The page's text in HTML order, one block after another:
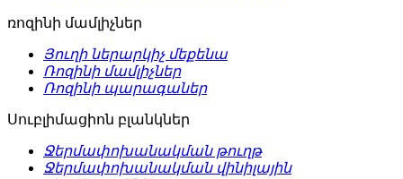
ռոզինի մամլիչներ
Յուղի ներարկիչ մեքենա
Ռոզինի մամլիչներ
Ռոզինի պարագաներ
Սուբլիմացիոն բլանկներ
Ջերմափոխանակման թուղթ
Ջերմափոխանակման վինիլային